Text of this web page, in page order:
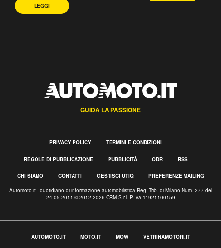
LEGGI
GUIDA LA PASSIONE
PRIVACY POLICY TERMINI E CONDIZIONI
REGOLE DI PUBBLICAZIONE PUBBLICITÀ ODR RSS
CHI SIAMO CONTATTI GESTISCI UTIQ PREFERENZE MAILING
Automoto.it - quotidiano di informazione automobilistica Reg. Trib. di Milano Num. 277 del
24.05.2011 © 2012-2026 CRM S.r.l. P.Iva 11921100159
AUTOMOTO.IT MOTO.IT MOW VETRINAMOTORI.IT